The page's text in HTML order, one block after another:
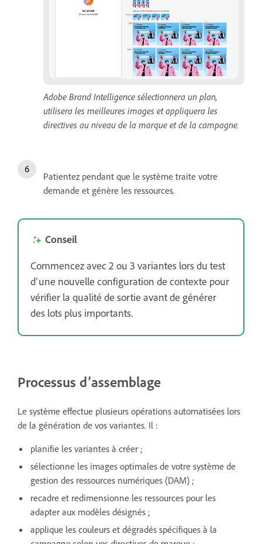
Adobe Brand Intelligence sélectionnera un plan,
utilisera les meilleures images et appliquera les
directives au niveau de la marque et de la campagne.
Patientez pendant que le système traite votre
demande et génère les ressources.
Conseil
Commencez avec 2 ou 3 variantes lors du test
d’une nouvelle configuration de contexte pour
vérifier la qualité de sortie avant de générer
des lots plus importants.
Processus d’assemblage
Le système effectue plusieurs opérations automatisées lors
de la génération de vos variantes. Il :
planifie les variantes à créer ;
sélectionne les images optimales de votre système de
gestion des ressources numériques (DAM) ;
recadre et redimensionne les ressources pour les
adapter aux modèles désignés ;
applique les couleurs et dégradés spécifiques à la